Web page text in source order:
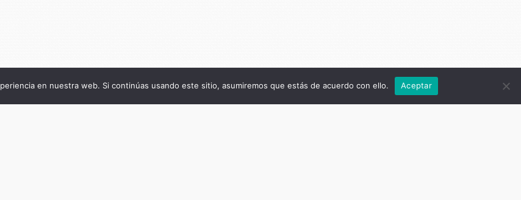
en nuestra web. Si continúas usando este sitio, asumiremos que estás de acuerdo con ello. Aceptar